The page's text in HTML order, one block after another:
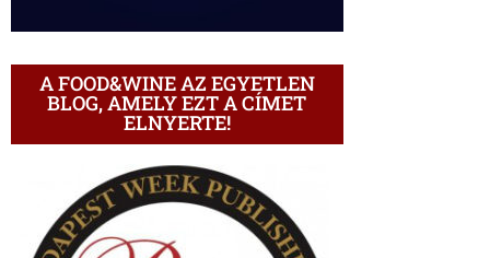
A FOOD&WINE AZ EGYETLEN
BLOG, AMELY EZT A CÍMET
ELNYERTE!